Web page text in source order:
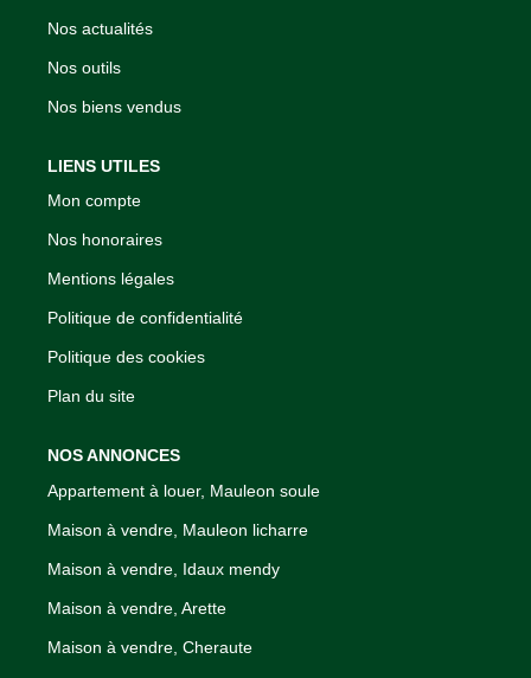
Nos actualités
Nos outils
Nos biens vendus
LIENS UTILES
Mon compte
Nos honoraires
Mentions légales
Politique de confidentialité
Politique des cookies
Plan du site
NOS ANNONCES
Appartement à louer, Mauleon soule
Maison à vendre, Mauleon licharre
Maison à vendre, Idaux mendy
Maison à vendre, Arette
Maison à vendre, Cheraute